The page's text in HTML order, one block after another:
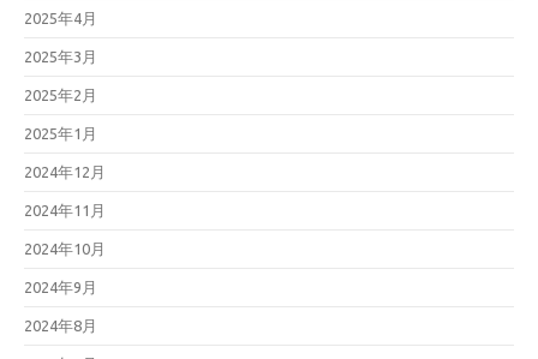
2025年4月
2025年3月
2025年2月
2025年1月
2024年12月
2024年11月
2024年10月
2024年9月
2024年8月